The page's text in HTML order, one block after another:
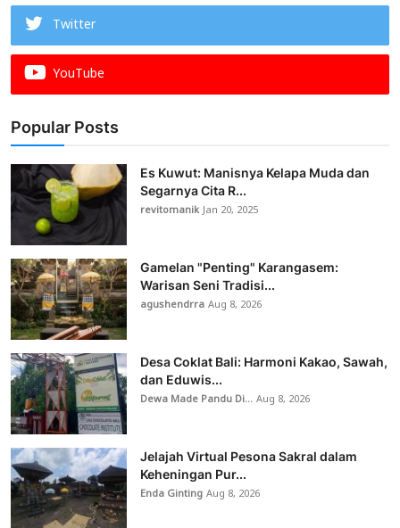
Twitter
YouTube
Popular Posts
Es Kuwut: Manisnya Kelapa Muda dan
Segarnya Cita R...
revitomanikJan 20, 2025
Gamelan "Penting" Karangasem:
Warisan Seni Tradisi...
agushendrraAug 8, 2026
Desa Coklat Bali: Harmoni Kakao, Sawah,
dan Eduwis...
Dewa Made Pandu Di...Aug 8, 2026
Jelajah Virtual Pesona Sakral dalam
Keheningan Pur...
Enda GintingAug 8, 2026